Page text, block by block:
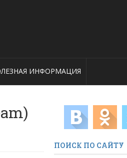
ИНФОРМАЦИЯ
ПОИСК ПО САЙТУ